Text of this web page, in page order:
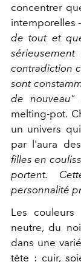
concentrer
intemporelles -
de tout et
contradiction
sont
de nouveau"
melting-pot.
un univers
par l'aura
filles en
portent.
personnalité
Les
neutre, du
dans une
tête : cuir,